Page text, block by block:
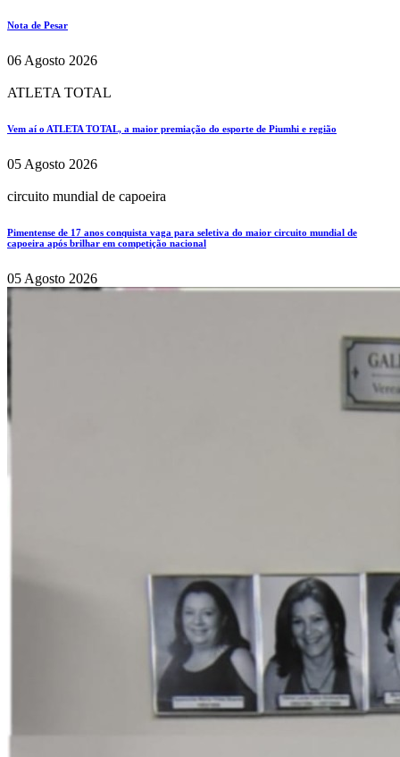
Nota de Pesar
06 Agosto 2026
ATLETA TOTAL
Vem aí o ATLETA TOTAL, a maior premiação do esporte de Piumhi e região
05 Agosto 2026
circuito mundial de capoeira
Pimentense de 17 anos conquista vaga para seletiva do maior circuito mundial de
capoeira após brilhar em competição nacional
05 Agosto 2026